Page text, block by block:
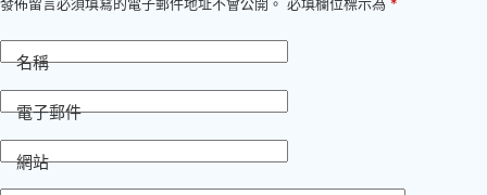
發佈留言必須填寫的電子郵件地址不會公開。 必填欄位標示為 *
名稱
電子郵件
網站